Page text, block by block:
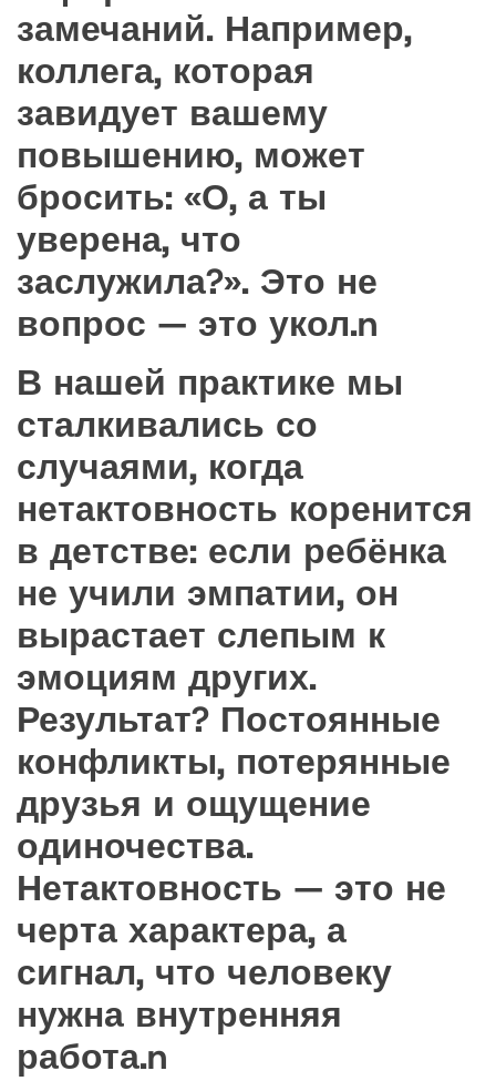
замечаний. Например,
коллега, которая
завидует вашему
повышению, может
бросить: «О, а ты
уверена, что
заслужила?». Это не
вопрос — это укол.n
В нашей практике мы
сталкивались со
случаями, когда
нетактовность коренится
в детстве: если ребёнка
не учили эмпатии, он
вырастает слепым к
эмоциям других.
Результат? Постоянные
конфликты, потерянные
друзья и ощущение
одиночества.
Нетактовность — это не
черта характера, а
сигнал, что человеку
нужна внутренняя
работа.n